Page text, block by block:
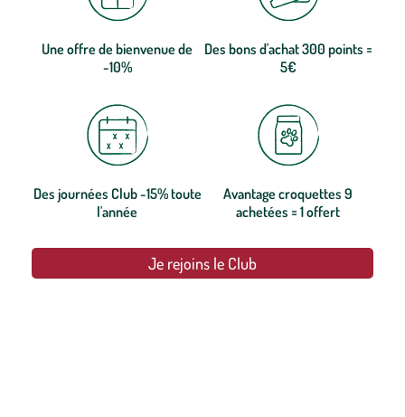
Une offre de bienvenue de
-10%
Des bons d'achat 300 points =
5€
Des journées Club -15% toute
l'année
Avantage croquettes 9
achetées = 1 offert
Je rejoins le Club